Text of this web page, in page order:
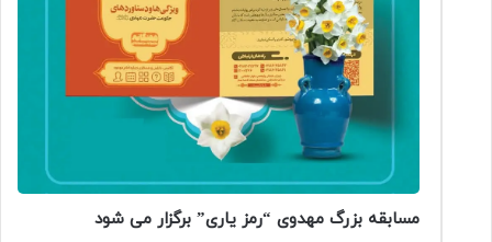
مسابقه بزرگ مهدوی “رمز یاری” برگزار می شود